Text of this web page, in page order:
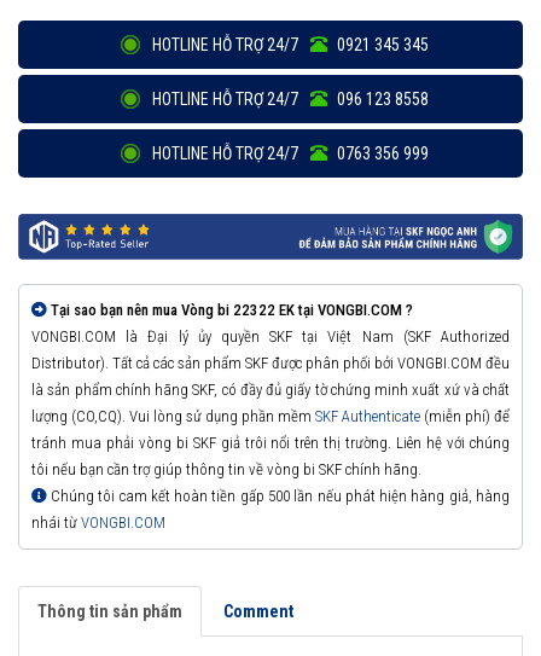
HOTLINE HỖ TRỢ 24/7 0921 345 345
HOTLINE HỖ TRỢ 24/7 096 123 8558
HOTLINE HỖ TRỢ 24/7 0763 356 999
Tại sao bạn nên mua Vòng bi 22322 EK tại VONGBI.COM ?
VONGBI.COM là Đại lý ủy quyền SKF tại Việt Nam (SKF Authorized
Distributor). Tất cả các sản phẩm SKF được phân phối bởi VONGBI.COM đều
là sản phẩm chính hãng SKF, có đầy đủ giấy tờ chứng minh xuất xứ và chất
lượng (CO,CQ). Vui lòng sử dụng phần mềm SKF Authenticate (miễn phí) để
tránh mua phải vòng bi SKF giả trôi nổi trên thị trường. Liên hệ với chúng
tôi nếu bạn cần trợ giúp thông tin về vòng bi SKF chính hãng.
Chúng tôi cam kết hoàn tiền gấp 500 lần nếu phát hiện hàng giả, hàng
nhái từ VONGBI.COM
Thông tin sản phẩm Comment